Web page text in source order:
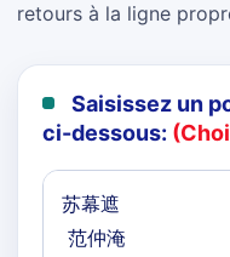
retours à la ligne
Saisissez un
ci-dessous: